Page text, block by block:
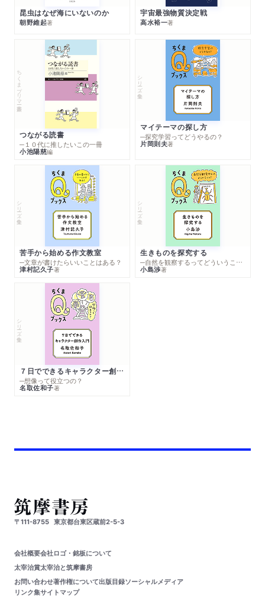
昆虫はなぜ海にいないのか
朝野維起著
宇宙最強物質決定戦
高水裕一著
ちくまプリマー新書
つながる読書
─１０代に推したいこの一冊
小池陽慈編
シリーズ・全集
マイテーマの探し方
─探究学習ってどうやるの？
片岡則夫著
シリーズ・全集
苦手から始める作文教室
─文章が書けたらいいことはある？
津村記久子著
シリーズ・全集
生きものを探究する
─自然を観察するってどういうこと？
小島渉著
シリーズ・全集
７日でできるキャラクター創作入門
─想像って役立つの？
名取佐和子著
〒111-8755 東京都台東区蔵前2-5-3
会社概要会社ロゴ・銘板について
太宰治賞太宰治と筑摩書房
お問い合わせ著作権について出版目録ソーシャルメディア
リンク集サイトマップ